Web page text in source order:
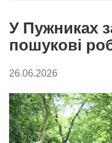
У Пужниках
пошукові
26.06.2026